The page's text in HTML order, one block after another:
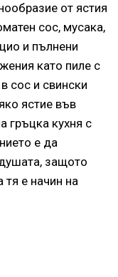
от ястия
сос, мусака,
и пълнени
като пиле с
сос и свински
ястие във
гръцка кухня с
е да
защото
тя е начин на